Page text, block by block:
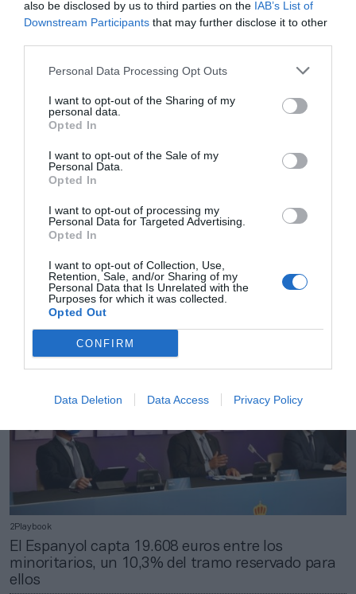
also be disclosed by us to third parties on the IAB’s List of
Downstream Participants that may further disclose it to other
Personal Data Processing Opt Outs
I want to opt-out of the Sharing of my
personal data.
Opted In
I want to opt-out of the Sale of my
Personal Data.
Opted In
I want to opt-out of processing my
Personal Data for Targeted Advertising.
Opted In
I want to opt-out of Collection, Use,
Retention, Sale, and/or Sharing of my
Personal Data that Is Unrelated with the
Purposes for which it was collected.
Opted Out
CONFIRM
Data Deletion Data Access Privacy Policy
El RCD Espanyol renueva a Plameca como
patrocinador regional en Asia hasta 2023
2Playbook
El Espanyol capta 19.608 euros entre los
minoritarios, un 10,3% del tramo reservado para
ellos